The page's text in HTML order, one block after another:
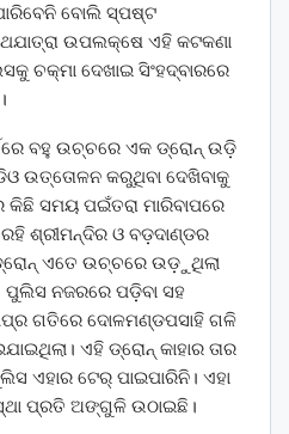
ବୋଲି ସ୍ପଷ୍ଟ
ରଥଯାତ୍ରା ଉପଲକ୍ଷେ ଏହି କଟକଣା
ଚକ୍‌ମା ଦେଖାଇ ସିଂହଦ୍ବାରରେ
ବହୁ ଉଚ୍ଚରେ ଏକ ଡ୍ରୋନ୍‌ ଉଡ଼ି
ଉତ୍ତୋଳନ କରୁଥିବା ଦେଖିବାକୁ
ସମୟ ପଇଁତରା ମାରିବାପରେ
ଶ୍ରୀମନ୍ଦିର ଓ ବଡ଼ଦାଣ୍ଡର
ଏତେ ଉଚ୍ଚରେ ଉଡ଼ୁଥିଲା
ନଜରରେ ପଡ଼ିବା ସହ
ଗତିରେ ଦୋଳମଣ୍ଡପସାହି ଗଳି
ଏହି ଡ୍ରୋନ୍‌ କାହାର ତାର
ଏହାର ଟେର୍‌ ପାଇପାରିନି। ଏହା
ପ୍ରତି ଅଙ୍ଗୁଳି ଉଠାଇଛି।